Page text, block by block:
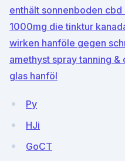
enthält sonnenboden cbd
1000mg die tinktur
wirken hanföle gegen
amethyst spray tanning
glas hanföl
Py
HJi
GoCT